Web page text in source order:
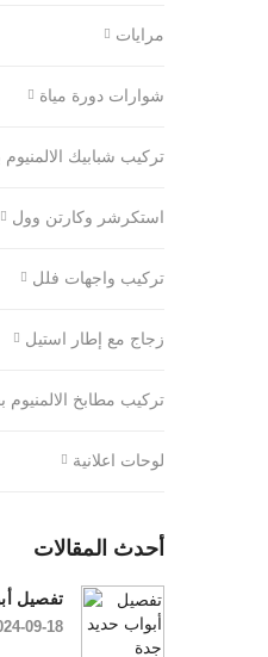
مرايات
شوارات دورة مياة
تركيب شبابيك الالمنيوم
استكرشر وكارتن وول
تركيب واجهات فلل
زجاج مع إطار استيل
تركيب مطابخ الالمنيوم
لوحات اعلانية
أحدث المقالات
تفصيل
09-18